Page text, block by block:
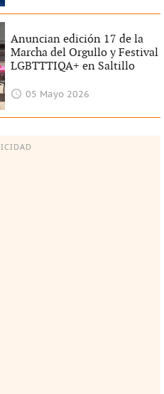
Anuncian edición 17 de la
Marcha del Orgullo y Festival
LGBTTTIQA+ en Saltillo
05 Mayo 2026